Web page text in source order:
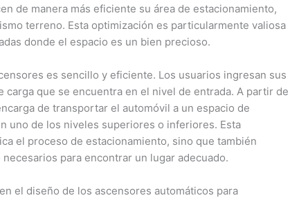
de manera más eficiente su área de estacionamiento,
terreno. Esta optimización es particularmente valiosa
donde el espacio es un bien precioso.
es sencillo y eficiente. Los usuarios ingresan sus
carga que se encuentra en el nivel de entrada. A partir de
de transportar el automóvil a un espacio de
uno de los niveles superiores o inferiores. Esta
el proceso de estacionamiento, sino que también
para encontrar un lugar adecuado.
el diseño de los ascensores automáticos para